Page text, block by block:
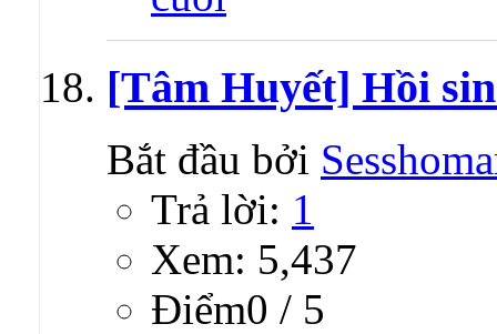
[Tâm Huyết] Hồi
Bắt đầu bởi
Trả lời: 1
Xem: 5,437
Ðiểm0 / 5